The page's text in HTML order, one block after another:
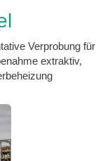
Verprobung für
extraktiv,